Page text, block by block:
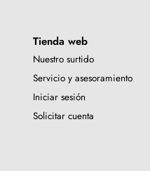
Tienda web
Nuestro surtido
Servicio y asesoramiento
Iniciar sesión
Solicitar cuenta